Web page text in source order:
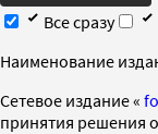
Все сразу
Наименование
Cетевое издание «
принятия решения